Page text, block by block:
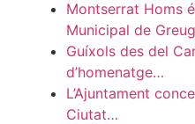
Montserrat Homs
Municipal de
Guíxols des del
d’homenatge…
L’Ajuntament
Ciutat…